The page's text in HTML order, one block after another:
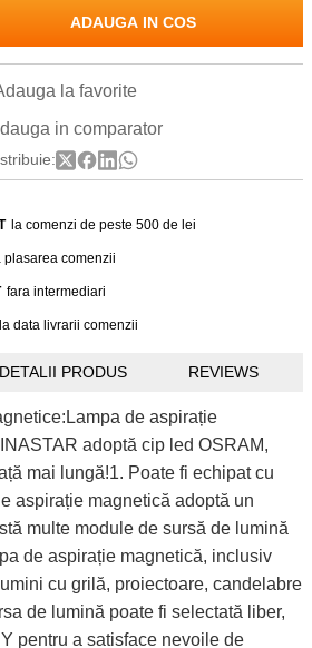
ADAUGA IN COS
la favorite
in comparator
la comenzi de peste 500 de lei
plasarea comenzii
fara intermediari
data livrarii comenzii
DETALII PRODUS REVIEWS
de aspirație
adoptă cip led OSRAM,
mai lungă!1. Poate fi echipat cu
aspirație magnetică adoptă un
multe module de sursă de lumină
de aspirație magnetică, inclusiv
cu grilă, proiectoare, candelabre
de lumină poate fi selectată liber,
pentru a satisface nevoile de